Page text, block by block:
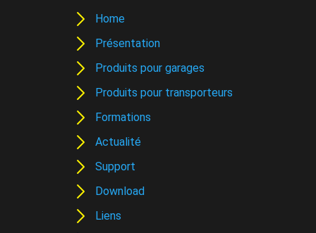
Home
Présentation
Produits pour garages
Produits pour transporteurs
Formations
Actualité
Support
Download
Liens